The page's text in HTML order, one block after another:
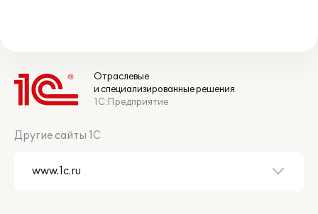
Отраслевые
и специализированные решения
1С:Предприятие
Другие сайты 1С